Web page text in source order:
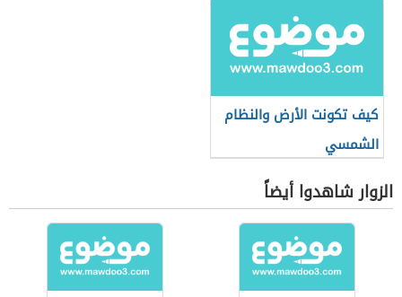
كيف تكونت الأرض والنظام
الشمسي
الزوار شاهدوا أيضاً